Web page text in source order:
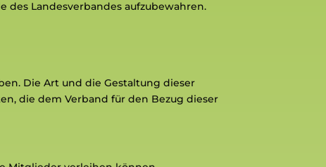
des Landesverbandes aufzubewahren.
Die Art und die Gestaltung dieser
die dem Verband für den Bezug dieser